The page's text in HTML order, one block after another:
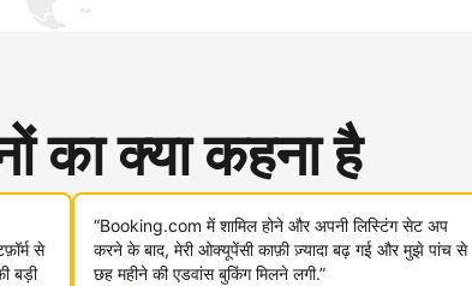
क्या कहना है
से
बड़ी
“Booking.com में शामिल होने और अपनी लिस्टिंग सेट अप
करने के बाद, मेरी ओक्यूपेंसी काफ़ी ज़्यादा बढ़ गई और मुझे पांच से
छह महीने की एडवांस बुकिंग मिलने लगी.”